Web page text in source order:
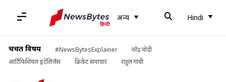
अन्य Hindi
चर्चित विषय #NewsBytesExplainer
नरेंद्र मोदी
आर्टिफिशियल इंटेलिजेंस
क्रिकेट समाचार राहुल गांधी